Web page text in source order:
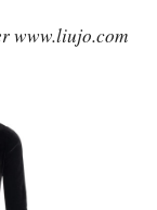
www.liujo.com